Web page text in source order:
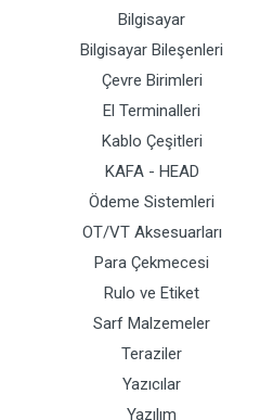
Bilgisayar
Bilgisayar Bileşenleri
Çevre Birimleri
El Terminalleri
Kablo Çeşitleri
KAFA - HEAD
Ödeme Sistemleri
OT/VT Aksesuarları
Para Çekmecesi
Rulo ve Etiket
Sarf Malzemeler
Teraziler
Yazıcılar
Yazılım